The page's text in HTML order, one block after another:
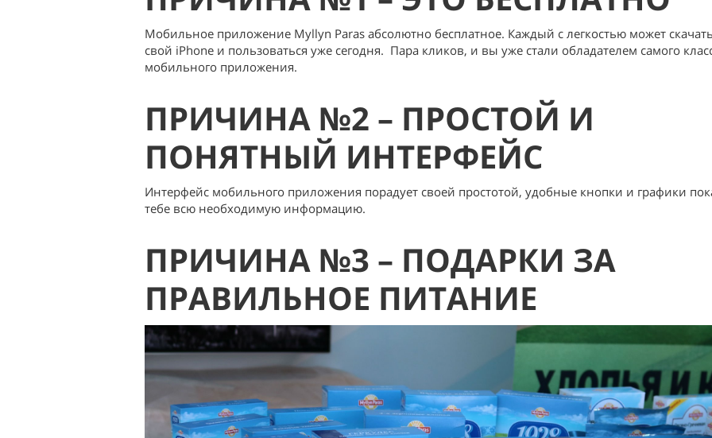
Мобильное приложение Myllyn Paras абсолютно бесплатное. Каждый с легкостью может
свой iPhone и пользоваться уже сегодня. Пара кликов, и вы уже стали обладателем самого
мобильного приложения.
ПРИЧИНА №2 – ПРОСТОЙ И
ПОНЯТНЫЙ ИНТЕРФЕЙС
Интерфейс мобильного приложения порадует своей простотой, удобные кнопки и графики
тебе всю необходимую информацию.
ПРИЧИНА №3 – ПОДАРКИ ЗА
ПРАВИЛЬНОЕ ПИТАНИЕ